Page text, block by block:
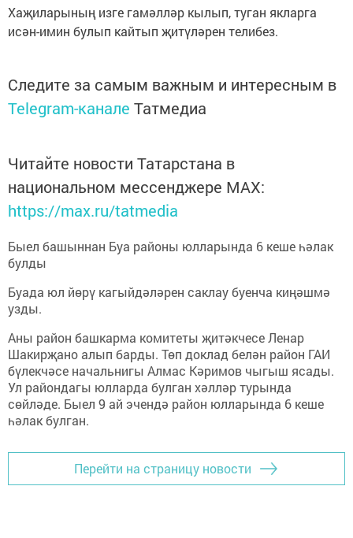
Хаҗиларының изге гамәлләр кылып, туган якларга
исән-имин булып кайтып җитүләрен телибез.
Следите за самым важным и интересным в
Telegram-канале Татмедиа
Читайте новости Татарстана в
национальном мессенджере MАХ:
https://max.ru/tatmedia
Быел башыннан Буа районы юлларында 6 кеше һәлак
булды
Буада юл йөрү кагыйдәләрен саклау буенча киңәшмә
узды.
Аны район башкарма комитеты җитәкчесе Ленар
Шакирҗано алып барды. Төп доклад белән район ГАИ
бүлекчәсе начальнигы Алмас Кәримов чыгыш ясады.
Ул райондагы юлларда булган хәлләр турында
сөйләде. Быел 9 ай эчендә район юлларында 6 кеше
һәлак булган.
Перейти на страницу новости